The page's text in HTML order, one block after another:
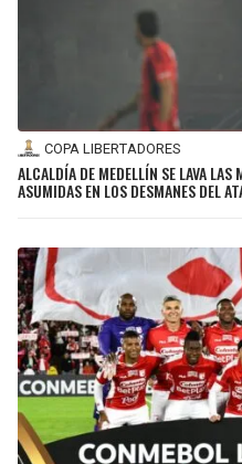
COPA LIBERTADORES
ALCALDÍA DE MEDELLÍN SE LAVA
ASUMIDAS EN LOS DESMANES DEL